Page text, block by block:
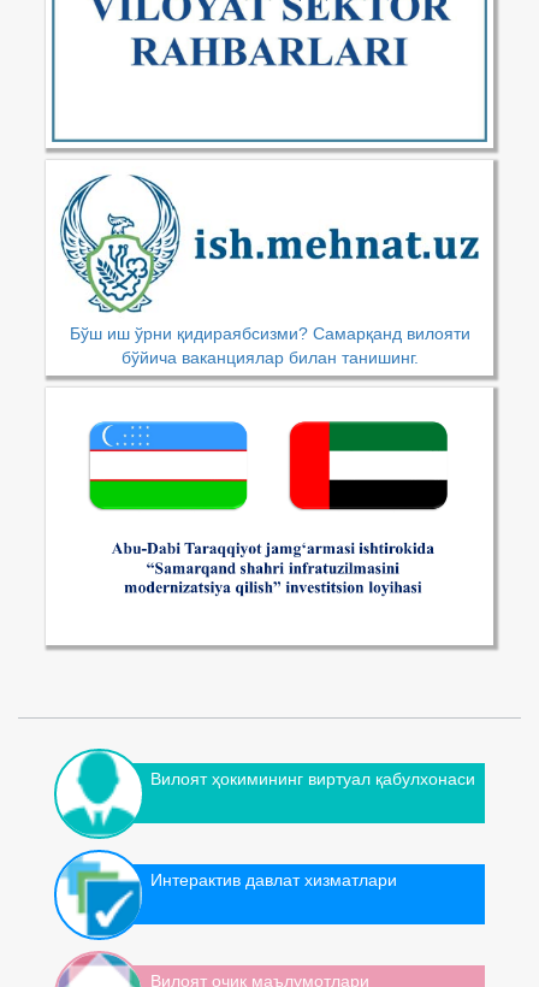
Бўш иш ўрни қидираябсизми? Самарқанд вилояти
бўйича ваканциялар билан танишинг.
Вилоят ҳокимининг виртуал қабулхонаси
Интерактив давлат хизматлари
Вилоят очиқ маълумотлари